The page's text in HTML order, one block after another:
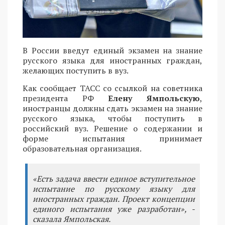
В России введут единый экзамен на знание
русского языка для иностранных граждан,
желающих поступить в вуз.
Как сообщает ТАСС со ссылкой на советника
президента РФЕлену Ямпольскую,
иностранцы должны сдать экзамен на знание
русского языка, чтобы поступить в
российский вуз. Решение о содержании и
форме испытания принимает
образовательная организация.
«Есть задача ввести единое вступительное
испытание по русскому языку для
иностранных граждан. Проект концепции
единого испытания уже разработан», -
сказала Ямпольская.